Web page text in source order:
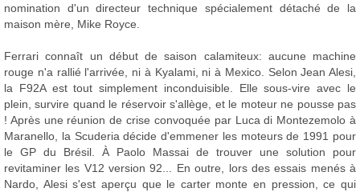
nomination d'un directeur technique spécialement détaché de la
maison mère, Mike Royce.
Ferrari connaît un début de saison calamiteux: aucune machine
rouge n'a rallié l'arrivée, ni à Kyalami, ni à Mexico. Selon Jean Alesi,
la F92A est tout simplement inconduisible. Elle sous-vire avec le
plein, survire quand le réservoir s'allège, et le moteur ne pousse pas
! Après une réunion de crise convoquée par Luca di Montezemolo à
Maranello, la Scuderia décide d'emmener les moteurs de 1991 pour
le GP du Brésil. À Paolo Massai de trouver une solution pour
revitaminer les V12 version 92... En outre, lors des essais menés à
Nardo, Alesi s'est aperçu que le carter monte en pression, ce qui